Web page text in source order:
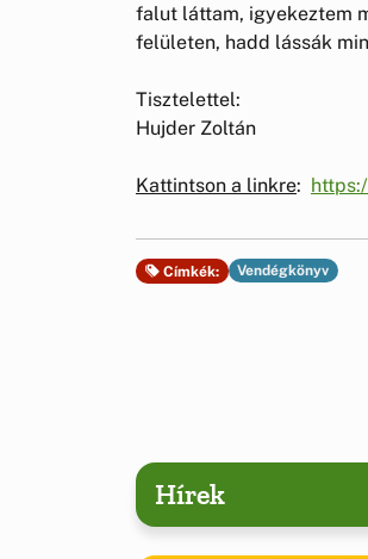
falut láttam, igyekeztem
felületen, hadd lássák
Tisztelettel:
Hujder Zoltán
Kattintson a linkre:
Címkék: Vendégkönyv
Hírek